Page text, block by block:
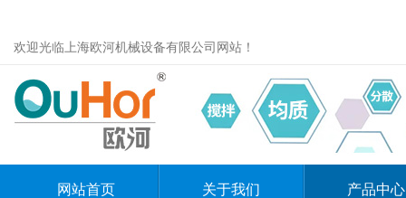
欢迎光临上海欧河机械设备有限公司网站！
网站首页 关于我们 产品中心